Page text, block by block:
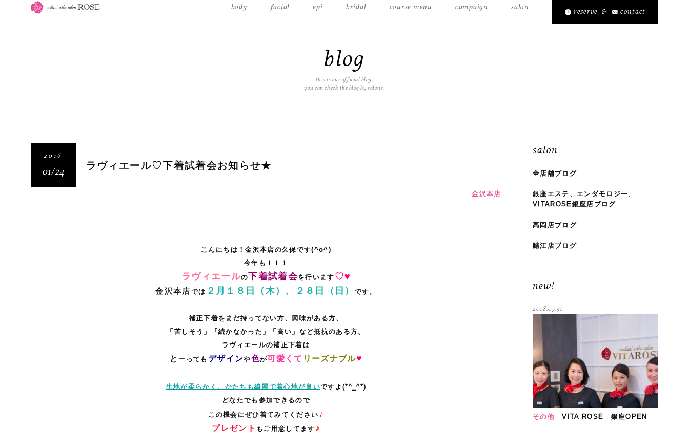
body facial epi bridal course menu campaign salon
reserve & contact
blog
this is our official blog.
you can check the blog by salons.
2016
01/24 ラヴィエール♡下着試着会お知らせ★
金沢本店
こんにちは ！金沢本店の久保です(^o^)
今年も ！！！
ラヴィエールの下着試着会を行います ♡♥
金沢本店では ２ 月１８日（木）、２８日（日） です。
補正下着をまだ持ってない方、興味がある方、
「苦しそう」「続かなかった」「高い」など抵抗のある方、
ラヴィエールの補正下着は
と ーっても デザインや色が可愛くて リーズナブル♥
生地が柔らかく、かたちも綺麗で着心地が良いですよ(*^_^*)
どなたでも参加できるので
この機会にぜひ着てみてください ♪
プレゼント もご用意してます ♪
salon
全店舗ブログ
銀座エステ、エンダモロジー、
VITAROSE銀座店ブログ
高岡店ブログ
鯖江店ブログ
new!
その他 VITA ROSE 銀座OPEN
2018.07.31